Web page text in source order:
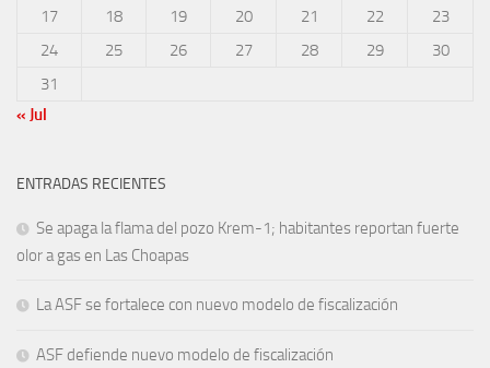
17
18 19 20 21 22
23
24
25 26 27 28 29
30
31
« Jul
ENTRADAS RECIENTES
Se apaga la flama del pozo Krem-1; habitantes reportan fuerte
olor a gas en Las Choapas
La ASF se fortalece con nuevo modelo de fiscalización
ASF defiende nuevo modelo de fiscalización